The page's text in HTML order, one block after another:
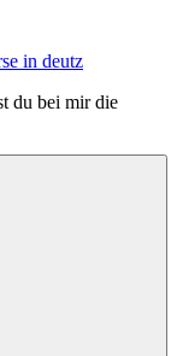
in deutz
du bei mir die